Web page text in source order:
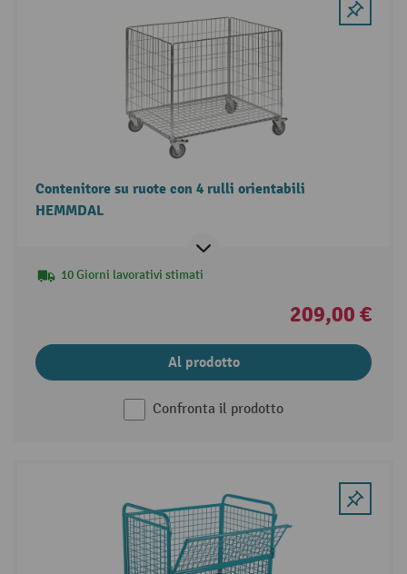
Contenitore su ruote con 4 rulli orientabili
HEMMDAL
10 Giorni lavorativi stimati
209,00 €
Al prodotto
Confronta il prodotto